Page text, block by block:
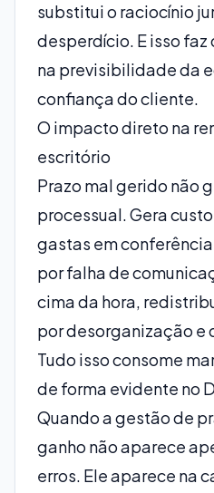
substitui o raciocínio
desperdício. E isso
na previsibilidade da
confiança do cliente.
O impacto direto na
escritório
Prazo mal gerido não
processual. Gera
gastas em
por falha de
cima da hora,
por desorganização e
Tudo isso consome
de forma evidente no
Quando a gestão de
ganho não aparece
erros. Ele aparece na